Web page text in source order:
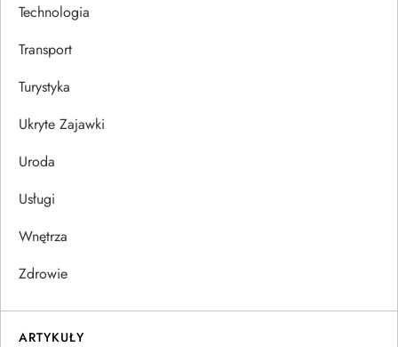
Technologia
Transport
Turystyka
Ukryte Zajawki
Uroda
Usługi
Wnętrza
Zdrowie
ARTYKUŁY